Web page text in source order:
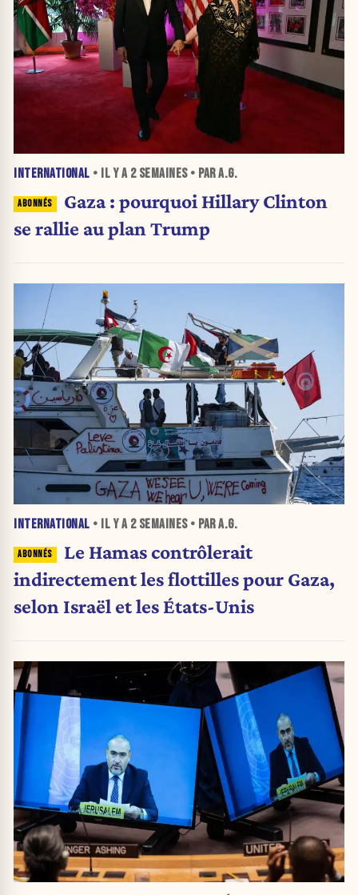
INTERNATIONAL • IL Y A 2 SEMAINES• PAR A.G.
Gaza : pourquoi Hillary Clinton
se rallie au plan Trump
INTERNATIONAL • IL Y A 2 SEMAINES• PAR A.G.
Le Hamas contrôlerait
indirectement les flottilles pour Gaza,
selon Israël et les États-Unis